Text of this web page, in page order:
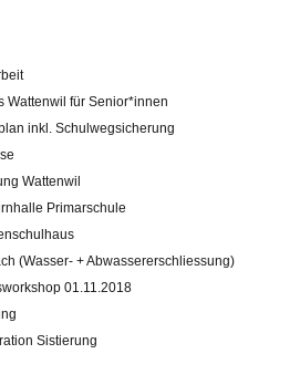
Wattenwil für Senior*innen
inkl. Schulwegsicherung
Wattenwil
Primarschule
(Wasser- + Abwassererschliessung)
01.11.2018
Sistierung